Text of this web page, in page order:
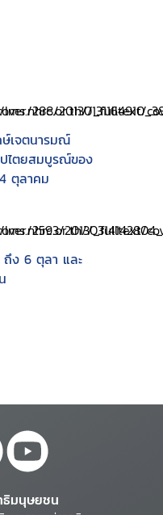
เจตนารมณ์
ปไตยสมบูรณ์ของ
ตุลาคม
ถึง 6 ตุลา และ
ธิมนุษยชน